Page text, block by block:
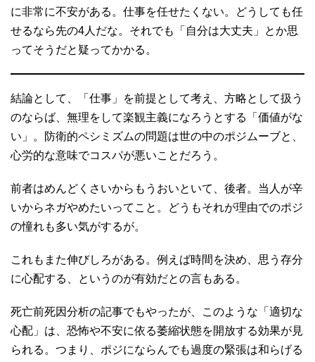
に非常に不安がある。仕事を任せたくない。どうしても任
せるなら先の4人だな。それでも「自分は大丈夫」とか思
ってそうだと疑ってかかる。
結論として、「仕事」を前提として考え、方略として扱う
のならば、無理をして楽観主義になろうとする「価値がな
い」。防衛的ペシミズムの問題は世の中のポジムーブと、
心労的な意味でコスパが悪いことだろう。
前者はめんどくさいからもうおいといて、後者。当人が辛
いからネガやめたいってこと。どうもそれが理由でのポジ
の憧れも多い気がするが。
これもまた伸びしろがある。例えば時間を決め、思う存分
に心配する、というのが有効だとの言もある。
死亡前死因分析の記事でもやったが、このような「適切な
心配」は、恐怖や不安に依る萎縮状態を開放する効果が見
られる。つまり、ポジにならんでも過度の緊張は和らげる